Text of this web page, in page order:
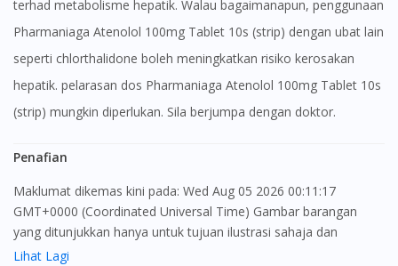
terhad metabolisme hepatik. Walau bagaimanapun, penggunaan
Pharmaniaga Atenolol 100mg Tablet 10s (strip) dengan ubat lain
seperti chlorthalidone boleh meningkatkan risiko kerosakan
hepatik. pelarasan dos Pharmaniaga Atenolol 100mg Tablet 10s
(strip) mungkin diperlukan. Sila berjumpa dengan doktor.
Penafian
Maklumat dikemas kini pada: Wed Aug 05 2026 00:11:17
GMT+0000 (Coordinated Universal Time) Gambar barangan
yang ditunjukkan hanya untuk tujuan ilustrasi sahaja dan
mungkin tidak seperti produk yang sebenar
Lihat Lagi